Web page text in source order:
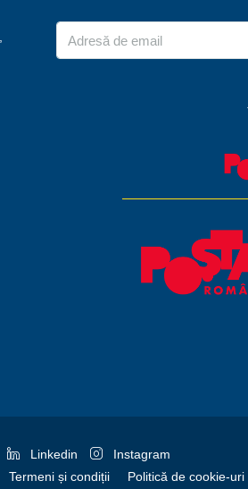
Linkedin
Instagram
Termeni și condiții Politică de cookie-uri